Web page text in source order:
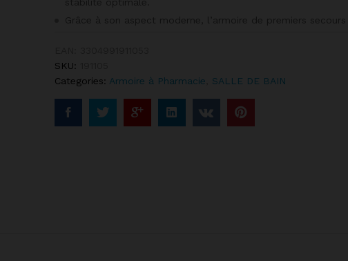
SKU:
Categories: Armoire à Pharmacie SALLE DE BAIN